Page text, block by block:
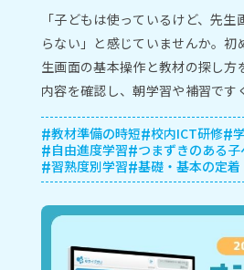
「子どもは使っているけど、先
らない」と感じていませんか。初
生画面の基本操作と教材の探し方
内容を確認し、朝学習や補習です
での流れが分かります。
教材準備の時短 校内ICT研修
自由進度学習
つまずきのある
習熟度別学習 基礎・基本の定着